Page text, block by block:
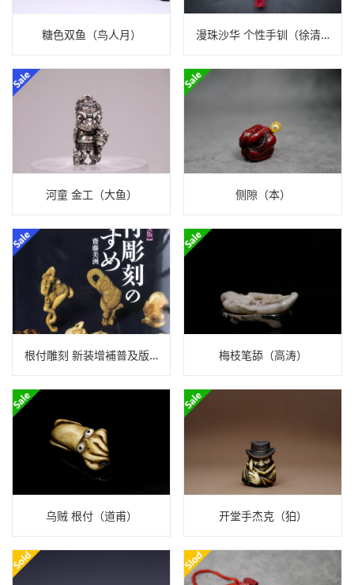
糖色双鱼（鸟人月） 漫珠沙华 个性手钏（徐清）
河童 金工（大鱼） 侧隙（本）
根付雕刻 新装增補普及版（斋藤美洲） 梅枝笔舔（高涛）
乌贼 根付（道甫） 开堂手杰克（狛）